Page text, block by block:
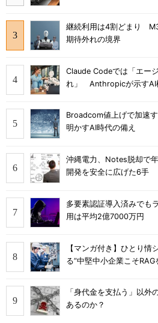
継続利用は4割どまり
期待外れの境界
Claude Codeでは「エー
れ」 Anthropicが示すAI
Broadcom値上げで加速
明かすAI時代の備え
沖縄電力、Notes脱却で
開発を安全に広げた6手
多要素認証導入済みで
用は平均2億7000万円
【マンガ付き】ひとり情
る”中堅中小企業こそ
「身代金を支払う」以外
あるのか？